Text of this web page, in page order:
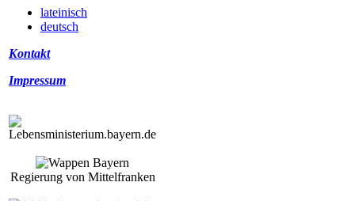
lateinisch
deutsch
Kontakt
Impressum
Regierung von Mittelfranken